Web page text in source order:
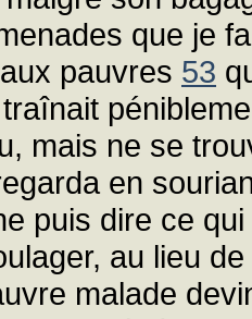
que je
pauvres 53
mais ne se
en
puis dire ce
au lieu
malade